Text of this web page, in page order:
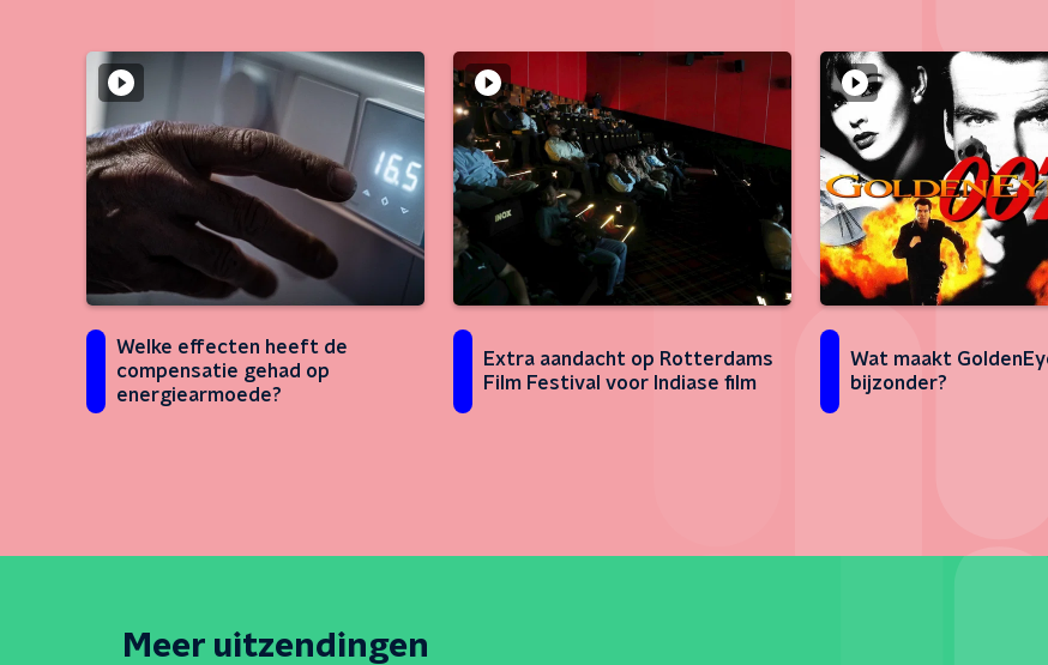
Welke effecten heeft de
compensatie gehad op
energiearmoede?
Extra aandacht op Rotterdams
Film Festival voor Indiase film
Wat maakt
bijzonder?
Meer uitzendingen